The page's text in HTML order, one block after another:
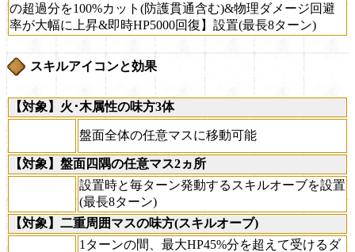
の超過分を100%カット(防護貫通含む)&物理ダメージ回避
率が大幅に上昇&即時HP5000回復】設置(最長8ターン)
スキルアイコンと効果
【対象】火･木属性の味方3体
盤面全体の任意マスに移動可能
【対象】盤面四隅の任意マス2ヵ所
設置時と毎ターン発動するスキルオーブを設置
(最長8ターン)
【対象】二重周囲マスの味方(スキルオーブ)
1ターンの間、最大HP45%分を超えて受けるダ